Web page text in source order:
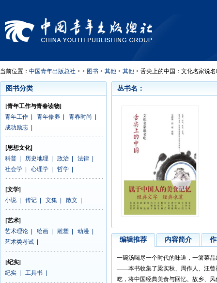
当前位置： 中国青年出版总社 > > 图书 > 其他 > 其他 > 舌尖上的中国：文化名家说
图书分类
[青年工作与青春读物]
青年工作
青年修养 青春时尚
成功励志
[思想文化]
科普
历史地理 政治 法律
社会学
心理学 哲学
[文学]
小说
传记 文集 散文
[艺术]
艺术理论
绘画 雕塑 动漫
艺术类考试
[纪实]
纪实
工具书
丛书名：
编辑推荐 内容简介
一碗汤喝尽一个时代的味道，一箸菜
——本书收集了梁实秋、周作人、汪曾
吃，将中国经典美食与回忆、故乡、